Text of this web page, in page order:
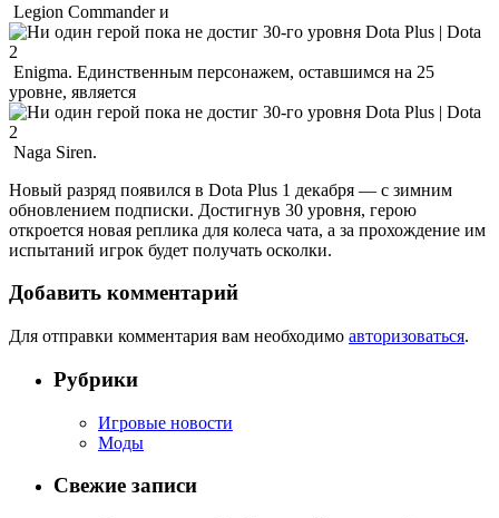
Legion Commander и
Enigma. Единственным персонажем, оставшимся на 25
уровне, является
Naga Siren.
Новый разряд появился в Dota Plus 1 декабря — с зимним
обновлением подписки. Достигнув 30 уровня, герою
откроется новая реплика для колеса чата, а за прохождение им
испытаний игрок будет получать осколки.
Добавить комментарий
Для отправки комментария вам необходимо авторизоваться.
Рубрики
Игровые новости
Моды
Свежие записи